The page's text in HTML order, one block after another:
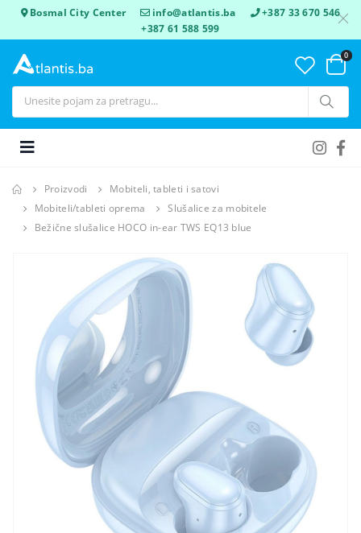
Bosmal City Center info@atlantis.ba
+387 33 670 546
+387 61 588 599
0
Proizvodi
Mobiteli, tableti i satovi
Mobiteli/tableti oprema
Slušalice za mobitele
Bežične slušalice HOCO in-ear TWS EQ13 blue